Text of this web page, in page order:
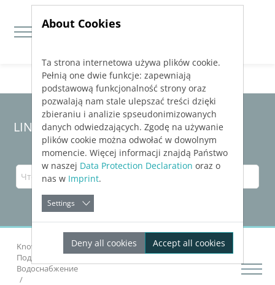
Jump directly to main navigation
Jump directly to content
LINEAR Solutions25для AutoCAD
Knowledge Base AutoCAD
Создать схемы ветвей
Подробнее о «Генератор схем» для раздела
Водоснабжение
About Cookies
Ta strona internetowa używa plików cookie.
Pełnią one dwie funkcje: zapewniają
podstawową funkcjonalność strony oraz
pozwalają nam stale ulepszać treści dzięki
zbieraniu i analizie spseudonimizowanych
danych odwiedzających. Zgodę na używanie
plików cookie można odwołać w dowolnym
momencie. Więcej informacji znajdą Państwo
w naszej Data Protection Declaration oraz o
nas w Imprint.
Settings
Deny all cookies Accept all cookies